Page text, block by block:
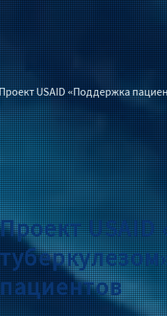
USAID «Поддержка
Проект
пациентов